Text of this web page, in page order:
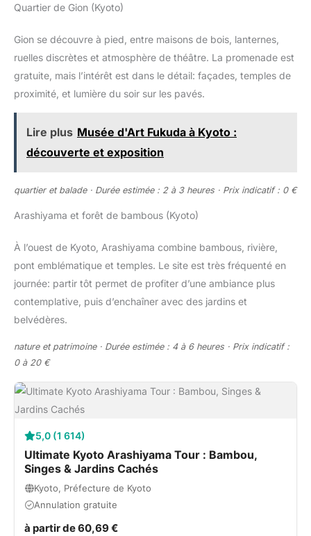
Quartier de Gion (Kyoto)
Gion se découvre à pied, entre maisons de bois, lanternes,
ruelles discrètes et atmosphère de théâtre. La promenade est
gratuite, mais l’intérêt est dans le détail: façades, temples de
proximité, et lumière du soir sur les pavés.
Lire plus Musée d'Art Fukuda à Kyoto :
découverte et exposition
quartier et balade · Durée estimée : 2 à 3 heures · Prix indicatif : 0 €
Arashiyama et forêt de bambous (Kyoto)
À l’ouest de Kyoto, Arashiyama combine bambous, rivière,
pont emblématique et temples. Le site est très fréquenté en
journée: partir tôt permet de profiter d’une ambiance plus
contemplative, puis d’enchaîner avec des jardins et
belvédères.
nature et patrimoine · Durée estimée : 4 à 6 heures · Prix indicatif :
0 à 20 €
5,0 (1 614)
Ultimate Kyoto Arashiyama Tour : Bambou,
Singes & Jardins Cachés
Kyoto, Préfecture de Kyoto
Annulation gratuite
à partir de 60,69 €